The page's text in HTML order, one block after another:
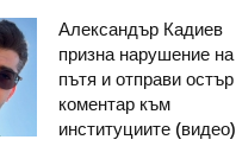
Александър Кадиев
призна нарушение на
пътя и отправи остър
коментар към
институциите (видео)